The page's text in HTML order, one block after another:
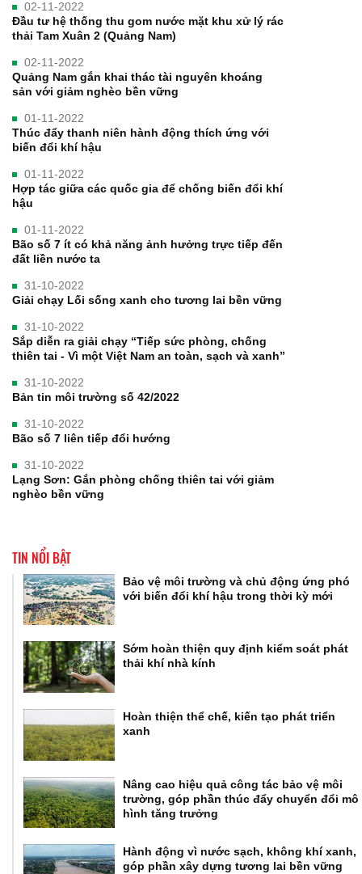
02-11-2022
Đầu tư hệ thống thu gom nước mặt khu xử lý rác
thải Tam Xuân 2 (Quảng Nam)
02-11-2022
Quảng Nam gắn khai thác tài nguyên khoáng
sản với giảm nghèo bền vững
01-11-2022
Thúc đẩy thanh niên hành động thích ứng với
biến đổi khí hậu
01-11-2022
Hợp tác giữa các quốc gia để chống biến đổi khí
hậu
01-11-2022
Bão số 7 ít có khả năng ảnh hưởng trực tiếp đến
đất liền nước ta
31-10-2022
Giải chạy Lối sống xanh cho tương lai bền vững
31-10-2022
Sắp diễn ra giải chạy “Tiếp sức phòng, chống
thiên tai - Vì một Việt Nam an toàn, sạch và xanh”
31-10-2022
Bản tin môi trường số 42/2022
31-10-2022
Bão số 7 liên tiếp đổi hướng
31-10-2022
Lạng Sơn: Gắn phòng chống thiên tai với giảm
nghèo bền vững
TIN NỔI BẬT
Bảo vệ môi trường và chủ động ứng phó
với biến đổi khí hậu trong thời kỳ mới
Sớm hoàn thiện quy định kiểm soát phát
thải khí nhà kính
Hoàn thiện thể chế, kiến tạo phát triển
xanh
Nâng cao hiệu quả công tác bảo vệ môi
trường, góp phần thúc đẩy chuyển đổi mô
hình tăng trưởng
Hành động vì nước sạch, không khí xanh,
góp phần xây dựng tương lai bền vững